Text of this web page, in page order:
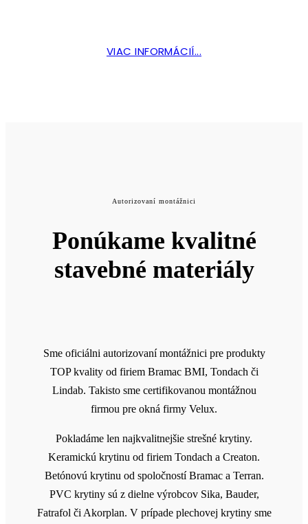
VIAC INFORMÁCIÍ...
Autorizovaní montážnici
Ponúkame kvalitné
stavebné materiály
Sme oficiálni autorizovaní montážnici pre produkty
TOP kvality od firiem Bramac BMI, Tondach či
Lindab. Takisto sme certifikovanou montážnou
firmou pre okná firmy Velux.
Pokladáme len najkvalitnejšie strešné krytiny.
Keramickú krytinu od firiem Tondach a Creaton.
Betónovú krytinu od spoločností Bramac a Terran.
PVC krytiny sú z dielne výrobcov Sika, Bauder,
Fatrafol či Akorplan. V prípade plechovej krytiny sme